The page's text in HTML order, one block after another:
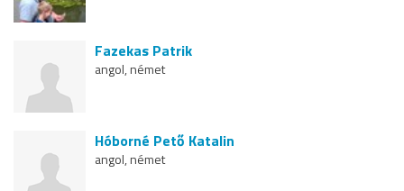
Fazekas Patrik
angol, német
Hóborné Pető Katalin
angol, német